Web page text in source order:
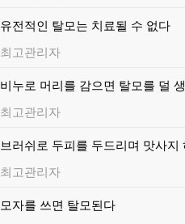
유전적인 탈모는 치료될 수 없다
최고관리자
비누로 머리를 감으면 탈모를 덜
최고관리자
브러쉬로 두피를 두드리며 맛사지
최고관리자
모자를 쓰면 탈모된다